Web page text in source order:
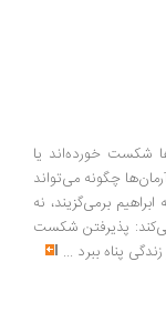
خورده‌اند یا
می‌تواند
نه
پذیرفتن شکست
ببرد...